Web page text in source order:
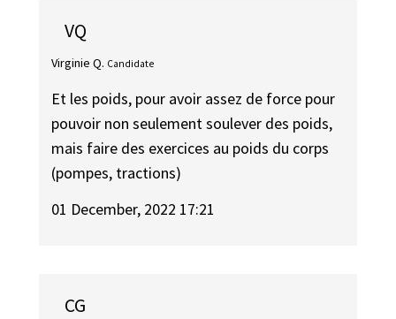
VQ
Virginie Q. Candidate
Et les poids, pour avoir assez de force pour
pouvoir non seulement soulever des poids,
mais faire des exercices au poids du corps
(pompes, tractions)
01 December, 2022 17:21
CG